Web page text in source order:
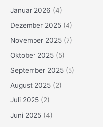
Januar 2026 (4)
Dezember 2025 (4)
November 2025 (7)
Oktober 2025 (5)
September 2025 (5)
August 2025 (2)
Juli 2025 (2)
Juni 2025 (4)